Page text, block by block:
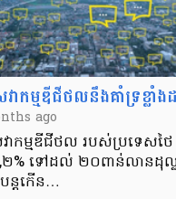
កម្មឌីជីថលនឹងគាំទ្រខ្លាំង
ago
ាកម្មឌីជីថល របស់ប្រទេសថៃ
ទៅដល់ ២០ពាន់លានដុល្លារ
តកើន…